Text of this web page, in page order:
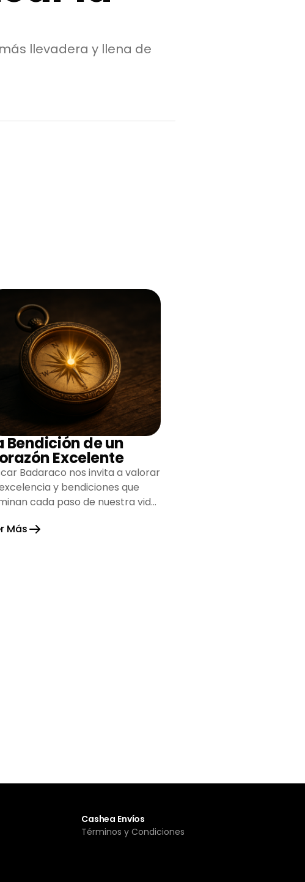
llevadera y llena de
Bendición de un
Excelente
Badaraco nos invita a valorar
y bendiciones que
cada paso de nuestra vida,
y fortaleza.
Más
Cashea Envíos
Términos y Condiciones